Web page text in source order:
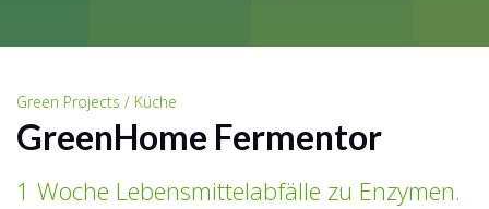
Green Projects / Küche
GreenHome Fermentor
1 Woche Lebensmittelabfälle zu Enzymen.